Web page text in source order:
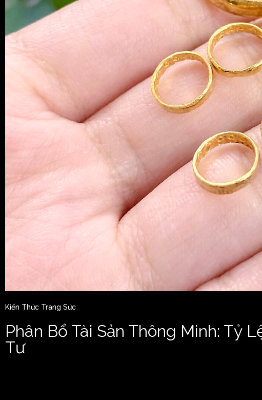
Kiến Thức Trang Sức
Phân Bổ Tài Sản Thông Minh: Tỷ
Tư